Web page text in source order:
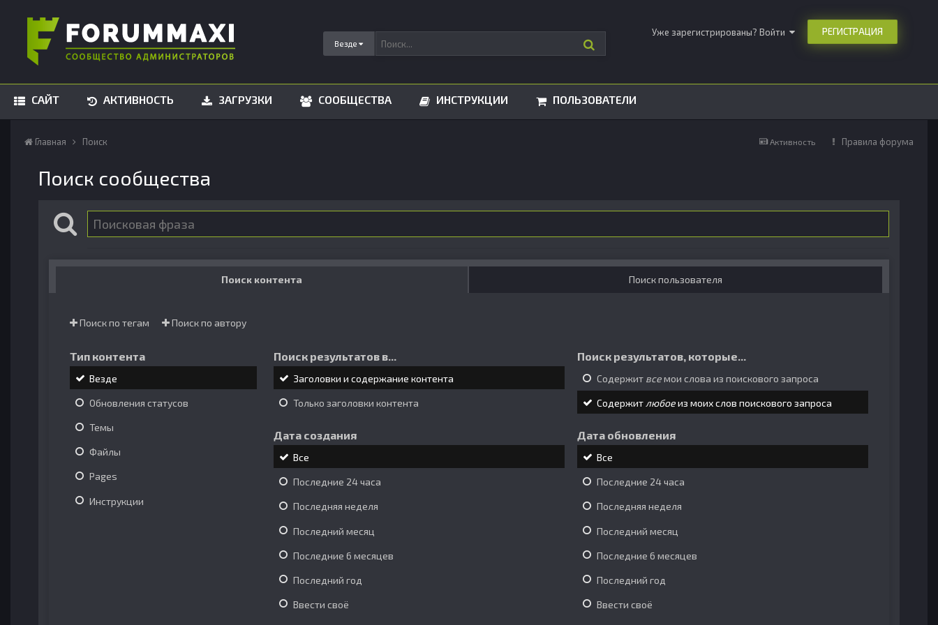
Везде
Уже зарегистрированы? Войти РЕГИСТРАЦИЯ
САЙТ АКТИВНОСТЬ ЗАГРУЗКИ СООБЩЕСТВА ИНСТРУКЦИИ ПОЛЬЗОВАТЕЛИ
Активность Правила форума
Главная Поиск
Поиск сообщества
Поиск контента Поиск пользователя
Поиск по тегам Поиск по автору
Тип контента
Везде
Обновления статусов
Темы
Файлы
Pages
Инструкции
Поиск результатов в...
Заголовки и содержание контента
Только заголовки контента
Поиск результатов, которые...
Содержит всемои слова из поискового запроса
Содержит любоеиз моих слов поискового запроса
Дата создания
Все
Последние 24 часа
Последняя неделя
Последний месяц
Последние 6 месяцев
Последний год
Ввести своё
Дата обновления
Все
Последние 24 часа
Последняя неделя
Последний месяц
Последние 6 месяцев
Последний год
Ввести своё